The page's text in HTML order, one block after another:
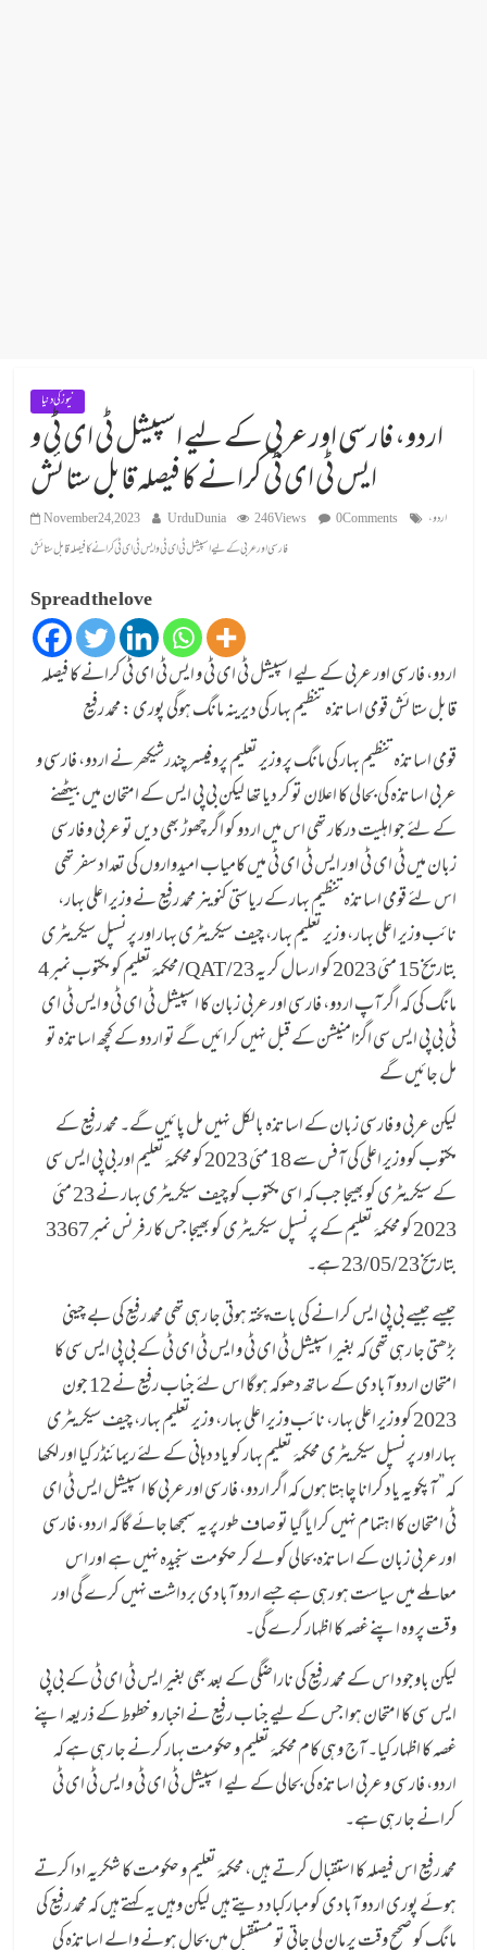
نیوز کی دنیا
اردو، فارسی اور عربی کے لیے اسپیشل ٹی ای ٹی و
ایس ٹی ای ٹی کرانے کا فیصلہ قابل ستائش
November 24, 2023 UrduDunia 246 Views 0 Comments
اردو،
فارسی اور عربی کے لیے اسپیشل ٹی ای ٹی و ایس ٹی ای ٹی کرانے کا فیصلہ قابل ستائش
Spread the love
اردو، فارسی اور عربی کے لیے اسپیشل ٹی ای ٹی و ایس ٹی ای ٹی کرانے کا فیصلہ
قابل ستائش قومی اساتذہ تنظیم بہار کی دیرینہ مانگ ہوگی پوری : محمد رفیع
قومی اساتذہ تنظیم بہار کی مانگ پر وزیر تعلیم پروفیسر چندرشیکھر نے اردو، فارسی و
عربی اساتذہ کی بحالی کا اعلان تو کر دیا تھا لیکن بی پی ایس کے امتحان میں بیٹھنے
کے لئے جو اہلیت درکار تھی اس میں اردو کو اگر چھوڑ بھی دیں تو عربی و فارسی
زبان میں ٹی ای ٹی اور ایس ٹی ای ٹی میں کامیاب امیدواروں کی تعداد سفر تھی
اس لئے قومی اساتذہ تنظیم بہار کے ریاستی کنوینر محمد رفیع نے وزیر اعلی بہار،
نائب وزیر اعلی بہار، وزیر تعلیم بہار، چیف سیکریٹری بہار اور پرنسپل سیکریٹری
محکمۂ تعلیم کو مکتوب نمبر 4/QAT/23 بتاریخ 15 مئی 2023 کو ارسال کر یہ
مانگ کی کہ اگر آپ اردو، فارسی اور عربی زبان کا اسپیشل ٹی ای ٹی و ایس ٹی ای
ٹی بی پی ایس سی اگزامنیشن کے قبل نہیں کرائیں گے تو اردو کے کچھ اساتذہ تو
مل جائیں گے
لیکن عربی و فارسی زبان کے اساتذہ بالکل نہیں مل پائیں گے۔ محمد رفیع کے
مکتوب کو وزیر اعلی کی آفس سے 18 مئی 2023 کو محکمۂ تعلیم اور بی پی ایس سی
کے سیکریٹری کو بھیجا جب کہ اسی مکتوب کو چیف سیکریٹری بہار نے 23 مئی
2023 کو محکمۂ تعلیم کے پرنسپل سیکریٹری کو بھیجا جس کا رفرنس نمبر 3367
بتاریخ 23/05/23 ہے۔
جیسے جیسے بی پی ایس کرانے کی بات پختہ ہوتی جا رہی تھی محمد رفیع کی بے چینی
بڑھتی جا رہی تھی کہ بغیر اسپیشل ٹی ای ٹی و ایس ٹی ای ٹی کے بی پی ایس سی کا
امتحان اردو آبادی کے ساتھ دھوکہ ہوگا اس لئے جناب رفیع نے 12 جون
2023 کو وزیر اعلی بہار، نائب وزیر اعلی بہار، وزیر تعلیم بہار، چیف سیکریٹری
بہار اور پرنسپل سیکریٹری محکمۂ تعلیم بہار کو یاد دہانی کے لئے ریمائنڈر کیا اور لکھا
کہ ” آپکو یہ یاد کرانا چاہتا ہوں کہ اگر اردو، فارسی اور عربی کا اسپیشل ایس ٹی ای
ٹی امتحان کا اہتمام نہیں کرایا گیا تو صاف طور پر یہ سمجھا جائے گا کہ اردو، فارسی
اور عربی زبان کے اساتذہ بحالی کو لے کر حکومت سنجیدہ نہیں ہے اور اس
معاملے میں سیاست ہو رہی ہے جسے اردو آبادی برداشت نہیں کرے گی اور
وقت پر وہ اپنے غصہ کا اظہار کرے گی۔
لیکن باوجود اس کے محمد رفیع کی ناراضگی کے بعد بھی بغیر ایس ٹی ای ٹی کے بی پی
ایس سی کا امتحان ہوا جس کے لیے جناب رفیع نے اخبار و خطوط کے ذریعہ اپنے
غصہ کا اظہار کیا۔ آج وہی کام محکمۂ تعلیم و حکومت بہار کرنے جا رہی ہے کہ
اردو، فارسی و عربی اساتذہ کی بحالی کے لیے اسپیشل ٹی ای ٹی و ایس ٹی ای ٹی
کرانے جا رہی ہے۔
محمد رفیع اس فیصلہ کا استقبال کرتے ہیں، محکمۂ تعلیم و حکومت کا شکریہ ادا کرتے
ہوئے پوری اردو آبادی کو مبارکباد دیتے ہیں لیکن وہیں یہ کہتے ہیں کہ محمد رفیع کی
مانگ کو صحیح وقت پر مان لی جاتی تو مستقبل میں بحال ہونے والے اساتذہ کی